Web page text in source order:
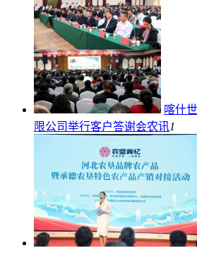
喀什
限公司举行客户答谢会农讯1